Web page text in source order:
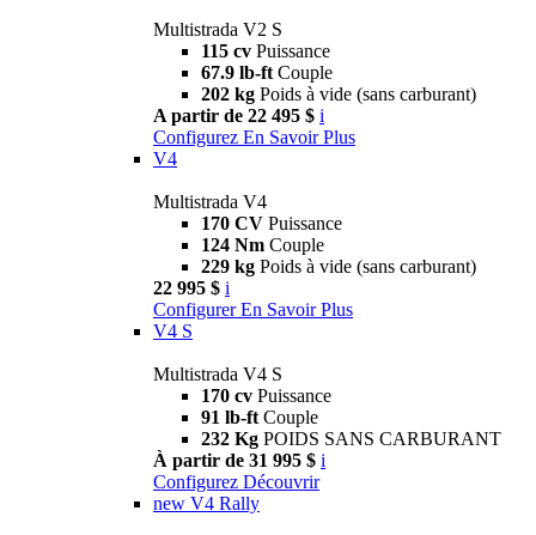
Multistrada V2 S
115 cv Puissance
67.9 lb-ft Couple
202 kg Poids à vide (sans carburant)
A partir de 22 495 $ i
Configurez En Savoir Plus
V4
Multistrada V4
170 CV Puissance
124 Nm Couple
229 kg Poids à vide (sans carburant)
22 995 $ i
Configurer En Savoir Plus
V4 S
Multistrada V4 S
170 cv Puissance
91 lb-ft Couple
232 Kg POIDS SANS CARBURANT
À partir de 31 995 $ i
Configurez Découvrir
new V4 Rally